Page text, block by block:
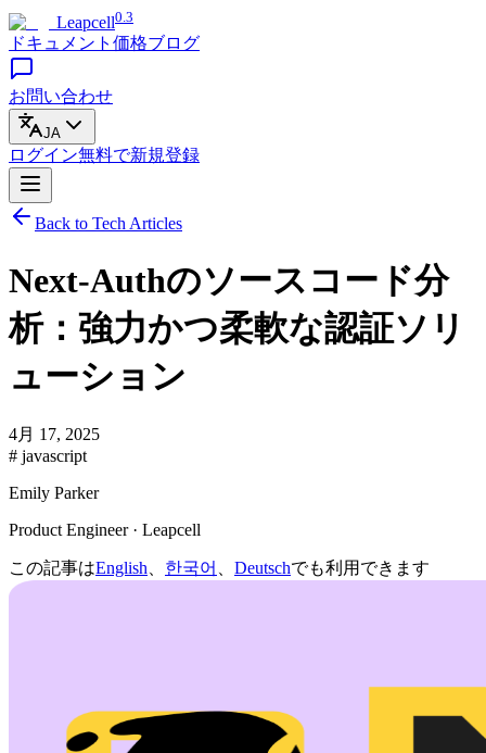
Leapcell0.3
ドキュメント 価格ブログ
お問い合わせ
JA
ログイン無料で新規登録
Back to Tech Articles
Next-Authのソースコード分
析：強力かつ柔軟な認証ソリ
ューション
4月 17, 2025
# javascript
Emily Parker
Product Engineer · Leapcell
この記事はEnglish 한국어 Deutschでも利用できます